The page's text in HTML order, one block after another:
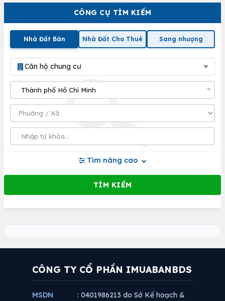
CÔNG CỤ TÌM KIẾM
Nhà Đất Bán Nhà Đất Cho Thuê Sang nhượng
Căn hộ chung cư
Tìm nâng cao
CÔNG TY CỔ PHẦN IMUABANBDS
MSDN
: 0401986213 do Sở Kế hoạch &